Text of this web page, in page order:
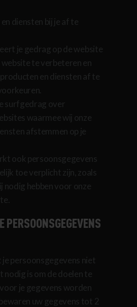
diensten bij je af te
je gedrag op de website
te verbeteren en
en diensten af te
surfgedrag over
waarmee wij onze
afstemmen op je
ook persoonsgegevens
toe verplicht zijn, zoals
nodig hebben voor onze
PERSOONSGEGEVENS
persoonsgegevens niet
nodig is om de doelen te
je gegevens worden
uw gegevens tot 2